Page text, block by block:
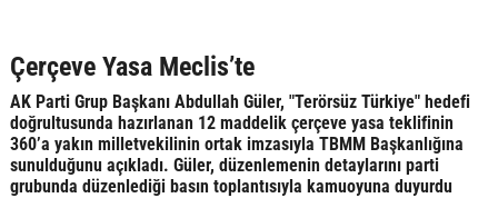
Çerçeve Yasa Meclis’te
AK Parti Grup Başkanı Abdullah Güler, "Terörsüz Türkiye" hedefi
doğrultusunda hazırlanan 12 maddelik çerçeve yasa teklifinin
360’a yakın milletvekilinin ortak imzasıyla TBMM Başkanlığına
sunulduğunu açıkladı. Güler, düzenlemenin detaylarını parti
grubunda düzenlediği basın toplantısıyla kamuoyuna duyurdu